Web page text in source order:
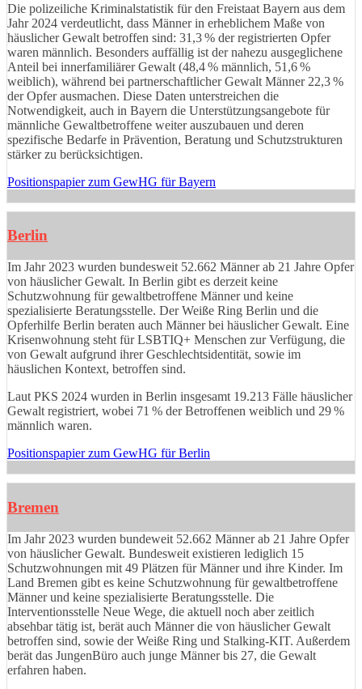
Die polizeiliche Kriminalstatistik für den Freistaat Bayern aus dem
Jahr 2024 verdeutlicht, dass Männer in erheblichem Maße von
häuslicher Gewalt betroffen sind: 31,3 % der registrierten Opfer
waren männlich. Besonders auffällig ist der nahezu ausgeglichene
Anteil bei innerfamiliärer Gewalt (48,4 % männlich, 51,6 %
weiblich), während bei partnerschaftlicher Gewalt Männer 22,3 %
der Opfer ausmachen. Diese Daten unterstreichen die
Notwendigkeit, auch in Bayern die Unterstützungsangebote für
männliche Gewaltbetroffene weiter auszubauen und deren
spezifische Bedarfe in Prävention, Beratung und Schutzstrukturen
stärker zu berücksichtigen.
Positionspapier zum GewHG für Bayern
Berlin
Im Jahr 2023 wurden bundesweit 52.662 Männer ab 21 Jahre Opfer
von häuslicher Gewalt. In Berlin gibt es derzeit keine
Schutzwohnung für gewaltbetroffene Männer und keine
spezialisierte Beratungsstelle. Der Weiße Ring Berlin und die
Opferhilfe Berlin beraten auch Männer bei häuslicher Gewalt. Eine
Krisenwohnung steht für LSBTIQ+ Menschen zur Verfügung, die
von Gewalt aufgrund ihrer Geschlechtsidentität, sowie im
häuslichen Kontext, betroffen sind.
Laut PKS 2024 wurden in Berlin insgesamt 19.213 Fälle häuslicher
Gewalt registriert, wobei 71 % der Betroffenen weiblich und 29 %
männlich waren.
Positionspapier zum GewHG für Berlin
Bremen
Im Jahr 2023 wurden bundeweit 52.662 Männer ab 21 Jahre Opfer
von häuslicher Gewalt. Bundesweit existieren lediglich 15
Schutzwohnungen mit 49 Plätzen für Männer und ihre Kinder. Im
Land Bremen gibt es keine Schutzwohnung für gewaltbetroffene
Männer und keine spezialisierte Beratungsstelle. Die
Interventionsstelle Neue Wege, die aktuell noch aber zeitlich
absehbar tätig ist, berät auch Männer die von häuslicher Gewalt
betroffen sind, sowie der Weiße Ring und Stalking-KIT. Außerdem
berät das JungenBüro auch junge Männer bis 27, die Gewalt
erfahren haben.